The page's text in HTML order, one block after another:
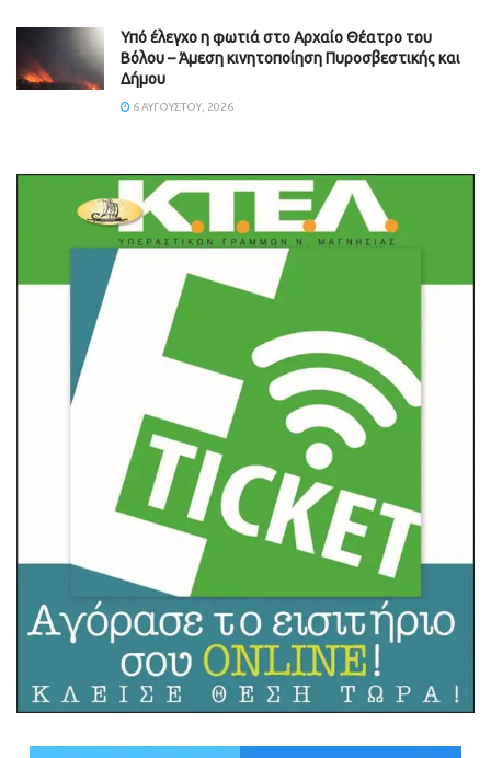
Υπό έλεγχο η φωτιά στο Αρχαίο Θέατρο του
Βόλου – Άμεση κινητοποίηση Πυροσβεστικής και
Δήμου
6 ΑΥΓΟΎΣΤΟΥ, 2026